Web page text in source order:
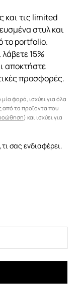
και τις limited
στυλ και
το portfolio.
15%
αποκτήστε
προσφορές.
φορά, ισχύει για όλα
από τα προϊόντα που
) και ισχύει για
σας ενδιαφέρει.